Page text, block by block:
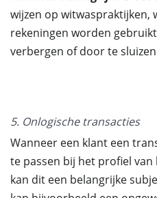
wijzen op witwaspraktijken,
rekeningen worden
verbergen of door te
5. Onlogische transacties
Wanneer een klant een
te passen bij het profiel
kan dit een belangrijke